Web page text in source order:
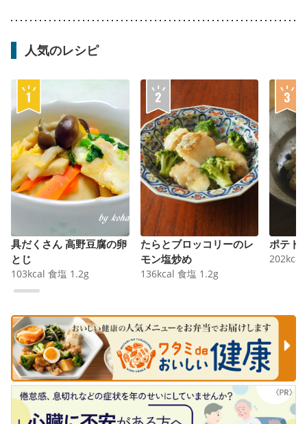
人気のレシピ
具だくさん 高野豆腐の卵
とじ
103kcal 食塩 1.2g
たらとブロッコリーのレ
モン塩炒め
136kcal 食塩 1.2g
ポテト
202kcal